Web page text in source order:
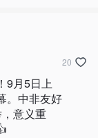
9月5日上
。中非友好
意义重
20